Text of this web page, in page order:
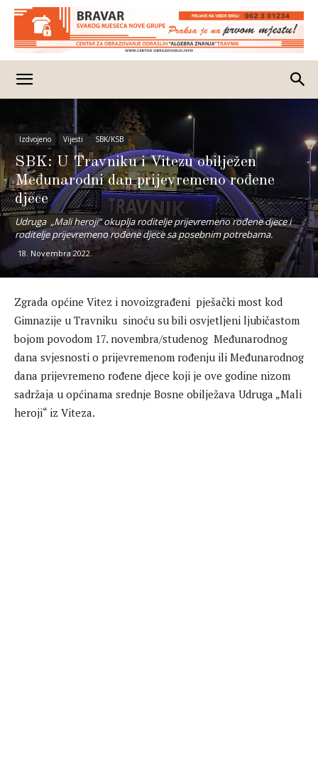
Izdvojeno Vijesti SBK/KSB
SBK: U Travniku i Vitezu obilježen
Međunarodni dan prijevremeno rođene
djece
Udruga „Mali heroji“ okuplja roditelje prijevremeno rođene djece i
roditelje prijevremeno rođene djece sa posebnim potrebama.
18. Novembra 2022.
Zgrada općine Vitez i novoizgrađeni pješački most kod
Gimnazije u Travniku sinoću su bili osvjetljeni ljubičastom
bojom povodom 17. novembra/studenog Međunarodnog
dana svjesnosti o prijevremenom rođenju ili Međunarodnog
dana prijevremeno rođene djece koji je ove godine nizom
sadržaja u općinama srednje Bosne obilježava Udruga „Mali
heroji“ iz Viteza.